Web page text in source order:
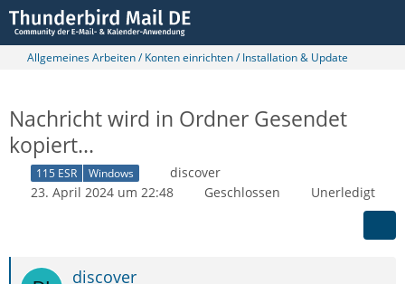
Allgemeines Arbeiten / Konten einrichten / Installation & Update
Nachricht wird in Ordner Gesendet
kopiert...
115 ESR Windows
discover
23. April 2024 um 22:48
Geschlossen Unerledigt
discover